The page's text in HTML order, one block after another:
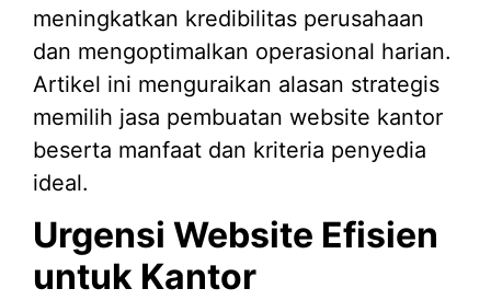
meningkatkan kredibilitas perusahaan
dan mengoptimalkan operasional harian.
Artikel ini menguraikan alasan strategis
memilih jasa pembuatan website kantor
beserta manfaat dan kriteria penyedia
ideal.
Urgensi Website Efisien
untuk Kantor